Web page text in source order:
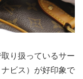
り扱っているサー
ビス）が好印象で